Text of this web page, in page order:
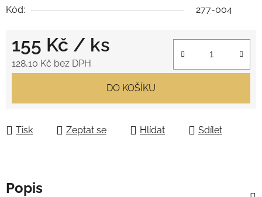
Kód:
277-004
155 Kč / ks
128,10 Kč bez DPH
DO KOŠÍKU
Tisk Zeptat se Hlídat Sdílet
Popis